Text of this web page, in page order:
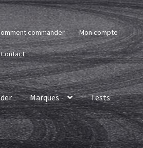
commander Mon compte
Contact
Marques Tests